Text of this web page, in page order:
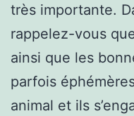
très importante.
rappelez-vous
ainsi que les
parfois
animal et ils